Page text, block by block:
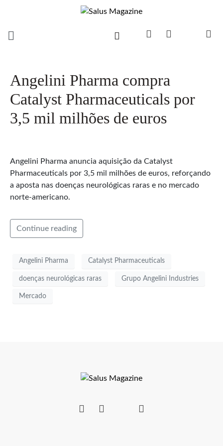
Angelini Pharma compra
Catalyst Pharmaceuticals por
3,5 mil milhões de euros
Angelini Pharma anuncia aquisição da Catalyst
Pharmaceuticals por 3,5 mil milhões de euros, reforçando
a aposta nas doenças neurológicas raras e no mercado
norte-americano.
Continue reading
Angelini Pharma Catalyst Pharmaceuticals
doenças neurológicas raras Grupo Angelini Industries
Mercado